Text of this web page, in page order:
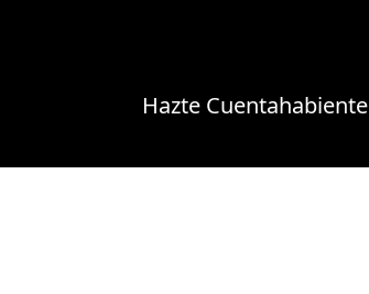
Hazte Cuentahabiente